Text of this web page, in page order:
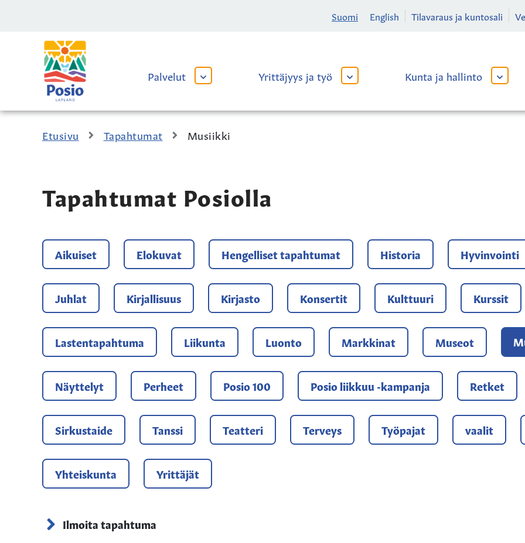
Suomi English Tilavaraus ja kuntosali
Kaupungin
logo
Palvelut
AVAA
ALAVALIKKO
Yrittäjyys ja työ
AVAA
ALAVALIKKO
Kunta ja hallinto
AVAA
Etusivu Tapahtumat Musiikki
Tapahtumat Posiolla
Aikuiset Elokuvat Hengelliset tapahtumat Historia Hyvinvointi
Juhlat Kirjallisuus Kirjasto Konsertit Kulttuuri Kurssit
Lastentapahtuma Liikunta Luonto Markkinat Museot
Näyttelyt Perheet Posio 100 Posio liikkuu -kampanja Retket
Sirkustaide Tanssi Teatteri Terveys Työpajat vaalit
Yhteiskunta Yrittäjät
Ilmoita tapahtuma